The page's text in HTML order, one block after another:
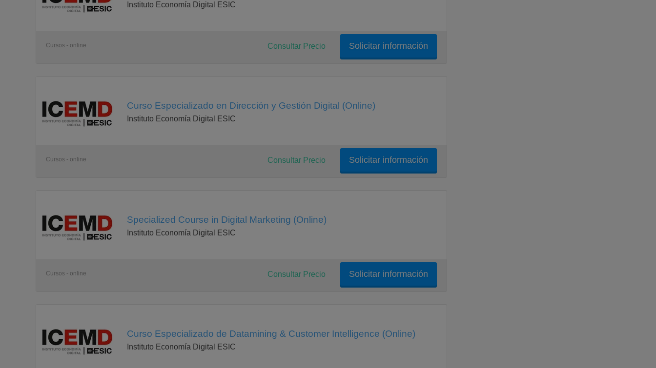
Instituto Economía Digital ESIC
Cursos - online Solicitar información
Consultar Precio
Curso Especializado en Dirección y Gestión Digital (Online)
Instituto Economía Digital ESIC
Cursos - online Solicitar información
Consultar Precio
Specialized Course in Digital Marketing (Online)
Instituto Economía Digital ESIC
Cursos - online Solicitar información
Consultar Precio
Curso Especializado de Datamining & Customer Intelligence (Online)
Instituto Economía Digital ESIC